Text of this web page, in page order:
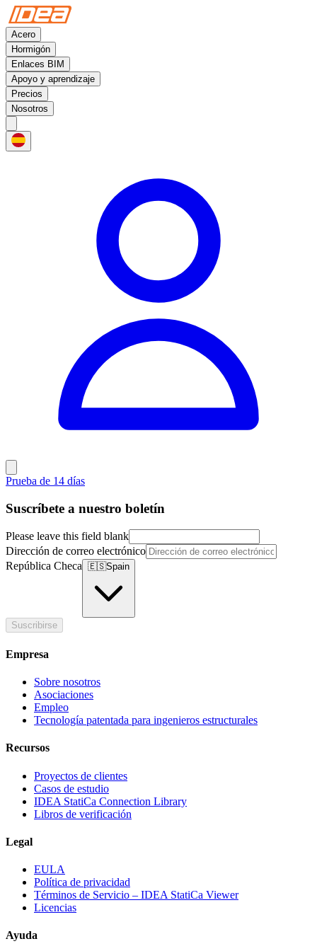
Acero
Hormigón
Enlaces BIM
Apoyo y aprendizaje
Precios
Nosotros
Prueba de 14 días
Suscríbete a nuestro boletín
Please leave this field blank
Dirección de correo electrónico
República Checa 🇪🇸Spain
Suscribirse
Empresa
Sobre nosotros
Asociaciones
Empleo
Tecnología patentada para ingenieros estructurales
Recursos
Proyectos de clientes
Casos de estudio
IDEA StatiCa Connection Library
Libros de verificación
Legal
EULA
Política de privacidad
Términos de Servicio – IDEA StatiCa Viewer
Licencias
Ayuda